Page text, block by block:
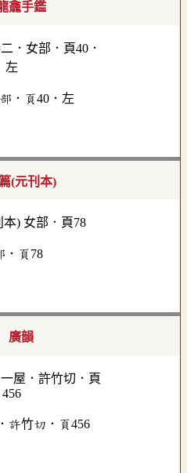
龕手鑑
．頁40．左
(元刊本)
．頁78
廣韻
許竹切．頁456